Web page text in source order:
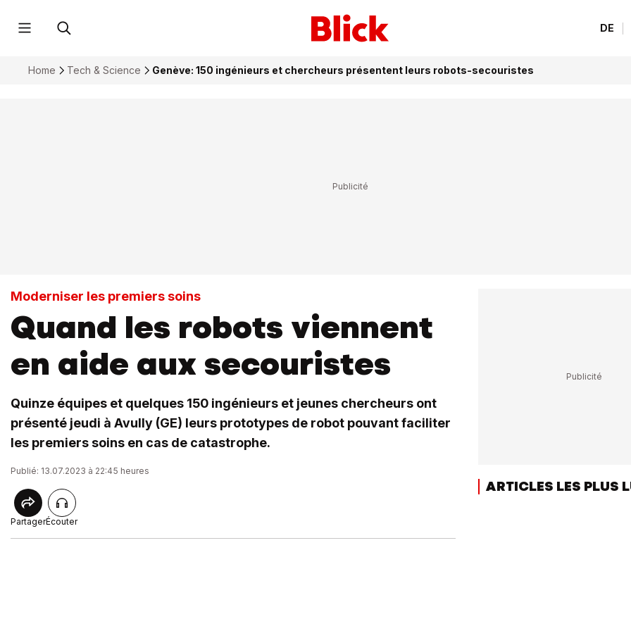
DE
Home Tech & Science Genève: 150 ingénieurs et chercheurs présentent leurs robots-secouristes
Moderniser les premiers soins
Quand les robots viennent
en aide aux secouristes
Quinze équipes et quelques 150 ingénieurs et jeunes chercheurs ont
présenté jeudi à Avully (GE) leurs prototypes de robot pouvant faciliter
les premiers soins en cas de catastrophe.
Publié: 13.07.2023 à 22:45 heures
PartagerÉcouter
ARTICLES LES PLUS